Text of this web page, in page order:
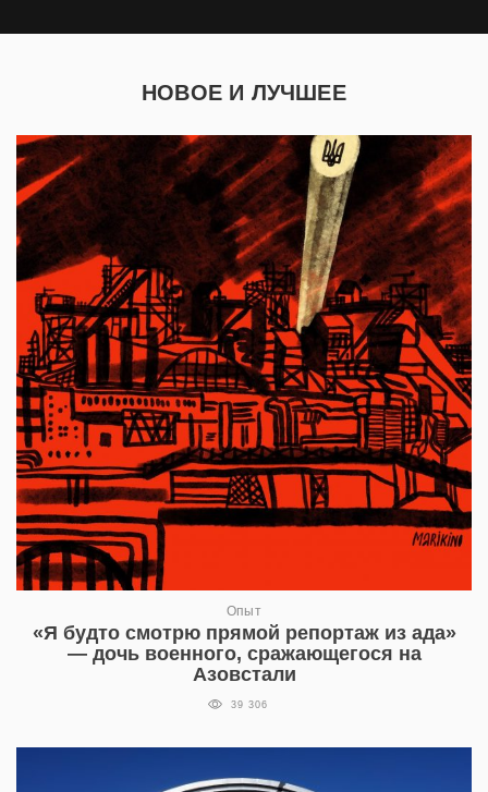
НОВОЕ И ЛУЧШЕЕ
Опыт
«Я будто смотрю прямой репортаж из ада»
— дочь военного, сражающегося на
Азовстали
39 306